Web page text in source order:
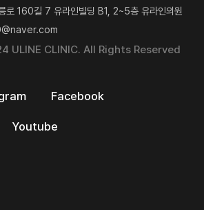
로 160길 7 유라인빌딩 B1, 2~5층 유라인의원
ULINE CLINIC. All Rights Reserved
Facebook
Youtube